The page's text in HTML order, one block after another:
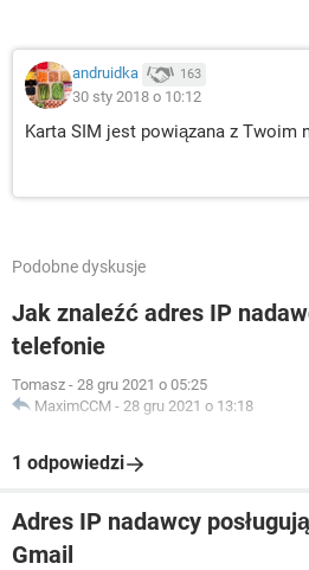
andruidka 163
30 sty 2018 o 10:12
Karta SIM jest powiązana z Twoim
Podobne dyskusje
Jak znaleźć adres IP
telefonie
Tomasz - 28 gru 2021 o 05:25
MaximCCM - 28 gru 2021 o 13:18
1 odpowiedzi
Adres IP nadawcy
Gmail